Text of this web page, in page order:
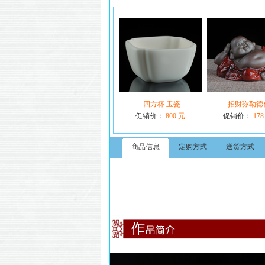
四方杯 玉瓷
促销价： 800 元
招财弥勒德
促销价：
商品信息 定购方式 送货方式